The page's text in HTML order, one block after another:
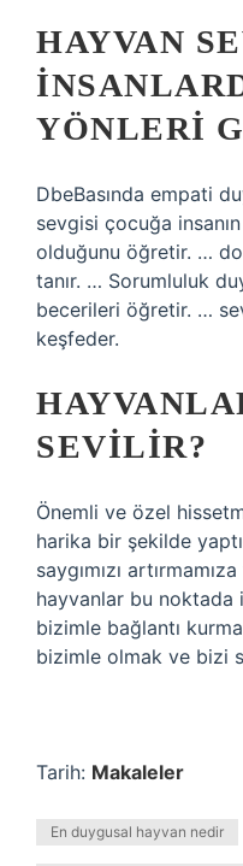
HAYVAN
YÖNLERI
DbeBasında empati
sevgisi çocuğa
olduğunu öğretir. …
tanır. … Sorumluluk
becerileri öğretir. …
keşfeder.
SEVILIR?
Önemli ve özel
harika bir şekilde
saygımızı
hayvanlar bu noktada
bizimle bağlantı
bizimle olmak ve bizi
Tarih: Makaleler
En duygusal hayvan nedir